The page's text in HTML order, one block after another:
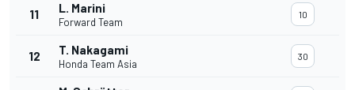
11 L. Marini
Forward Team
10
12 T. Nakagami
Honda Team Asia
30